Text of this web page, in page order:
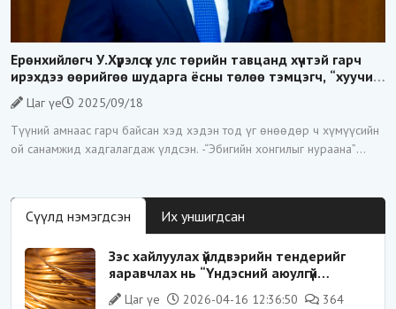
Ерөнхийлөгч У.Хүрэлсүх улс төрийн тавцанд хүчтэй гарч
ирэхдээ өөрийгөө шударга ёсны төлөө тэмцэгч, “хуучин
тогтолцооны хонгилыг нураагч” гэсэн дүрээр ард түмэнд
таниулсан.
Цаг үе
2025/09/18
Түүний амнаас гарч байсан хэд хэдэн тод үг өнөөдөр ч хүмүүсийн
ой санамжид хадгалагдаж үлдсэн. -“Эбигийн хонгилыг нураана”
Сүүлд нэмэгдсэн Их уншигдсан
Зэс хайлуулах үйлдвэрийн тендерийг
яаравчлах нь “Үндэсний аюулгүй
байдал“-д эрсдэлтэй юу?
Цаг үе 2026-04-16 12:36:50 364